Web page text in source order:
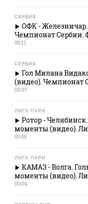
СЕРБИЯ
ОФК -
Чемпионат Сербии.
00:11
СЕРБИЯ
Гол Милана
(видео). Чемпионат
00:07
ЛИГА ПАРИ
Ротор -
моменты (видео).
00:05
ЛИГА ПАРИ
КАМАЗ - Волга.
моменты (видео).
00:04